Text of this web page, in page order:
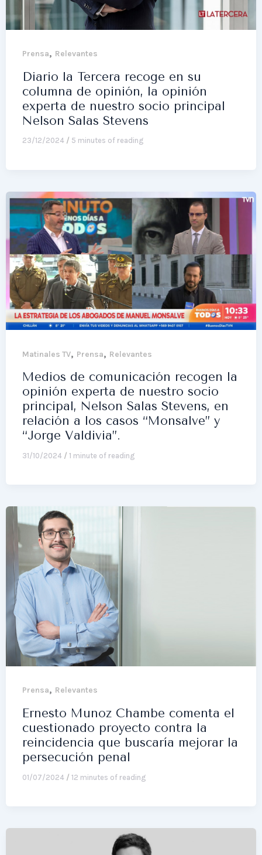
Prensa, Relevantes
Diario la Tercera recoge en su
columna de opinión, la opinión
experta de nuestro socio principal
Nelson Salas Stevens
23/12/2024 / 5 minutes of reading
Matinales TV, Prensa, Relevantes
Medios de comunicación recogen la
opinión experta de nuestro socio
principal, Nelson Salas Stevens, en
relación a los casos “Monsalve” y
“Jorge Valdivia”.
31/10/2024 / 1 minute of reading
Prensa, Relevantes
Ernesto Munoz Chambe comenta el
cuestionado proyecto contra la
reincidencia que buscaría mejorar la
persecución penal
01/07/2024 / 12 minutes of reading